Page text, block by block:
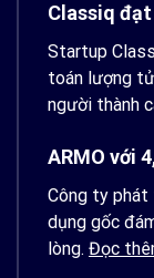
Classiq
Startup
toán lượng
người thành
ARMO với
Công ty phát
dụng gốc
lòng. Đọc